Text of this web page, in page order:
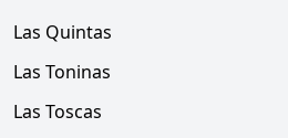
Las Quintas
Las Toninas
Las Toscas